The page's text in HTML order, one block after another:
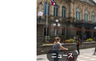
ニュース